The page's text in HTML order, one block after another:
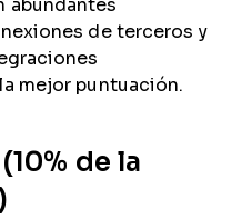
abundantes
de terceros y
mejor puntuación.
de la